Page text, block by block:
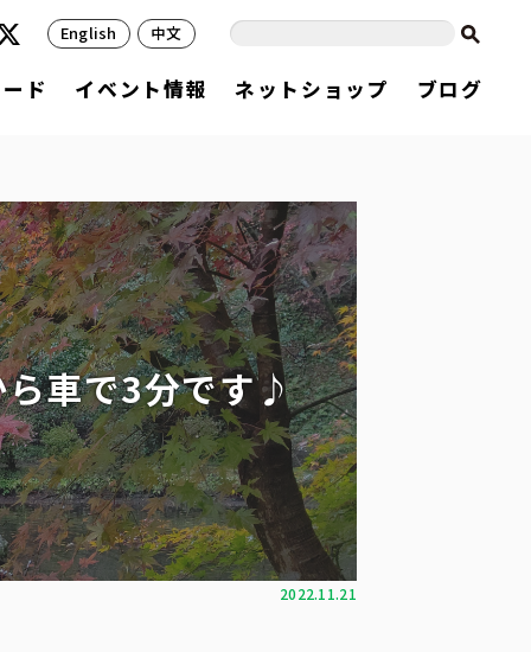
ド イベント情報 ネットショップ ブログ
English 中文
ら車で3分です♪
2022.11.21